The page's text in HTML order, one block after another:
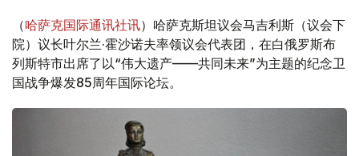
（哈萨克国际通讯社讯）哈萨克斯坦议会马吉利斯（议会下
院）议长叶尔兰·霍沙诺夫率领议会代表团，在白俄罗斯布
列斯特市出席了以“伟大遗产——共同未来”为主题的纪念卫
国战争爆发85周年国际论坛。